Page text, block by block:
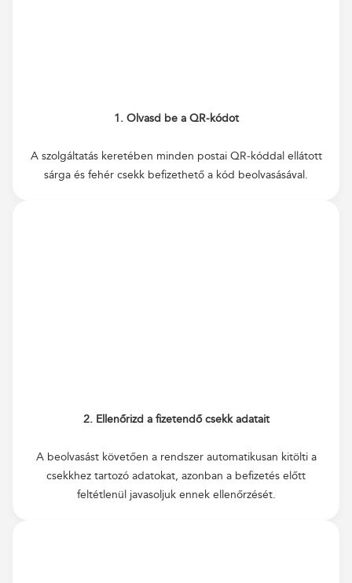
1. Olvasd be a QR-kódot
A szolgáltatás keretében minden postai QR-kóddal ellátott
sárga és fehér csekk befizethető a kód beolvasásával.
2. Ellenőrizd a fizetendő csekk adatait
A beolvasást követően a rendszer automatikusan kitölti a
csekkhez tartozó adatokat, azonban a befizetés előtt
feltétlenül javasoljuk ennek ellenőrzését.